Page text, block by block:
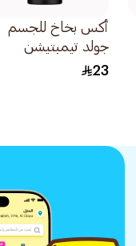
أكس بخاخ للجسم
جولد تيمبتيشن
150مل
23